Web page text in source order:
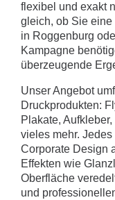
flexibel und exakt
gleich, ob Sie
in Roggenburg
Kampagne
überzeugende
Unser Angebot
Druckprodukten:
Plakate,
vieles mehr.
Corporate Design
Effekten wie
Oberfläche
und